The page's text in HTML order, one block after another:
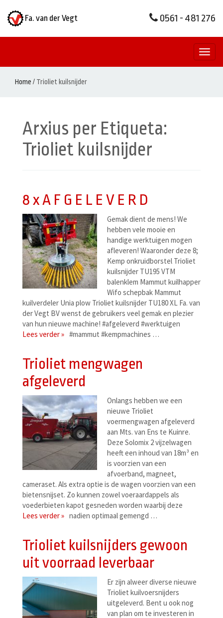
Fa. van der Vegt 0561 - 481 276
Home / Trioliet kuilsnijder
Arxius per Etiqueta:
Trioliet kuilsnijder
8 x A F G E L E V E R D
Gemak dient de mens! We
hebben vele mooie en
handige werktuigen mogen
afleveren! Waaronder deze 8;
Kemp onkruidborstel Trioliet
kuilsnijder TU195 VTM
balenklem Mammut kuilhapper
Wifo schepbak Mammut
kuilverdeler Unia plow Trioliet kuilsnijder TU180 XL Fa. van
der Vegt BV wenst de gebruikers veel gemak en plezier
van hun nieuwe machine! #afgeleverd #werktuigen
#mammut #kempmachines …
Lees verder »
Trioliet mengwagen
afgeleverd
Onlangs hebben we een
nieuwe Trioliet
voermengwagen afgeleverd
aan Mts. van Ens te Kuinre.
Deze Solomix 2 vijzelwagen
heeft een inhoud van 18m³ en
is voorzien van een
afvoerband, magneet,
cameraset. Als extra optie is de wagen voorzien van een
bietensnijset. Zo kunnen zowel voeraardappels als
voederbieten kapot gesneden worden waarbij deze
nadien optimaal gemengd …
Lees verder »
Trioliet kuilsnijders gewoon
uit voorraad leverbaar
Er zijn alweer diverse nieuwe
Trioliet kuilvoersnijders
uitgeleverd. Bent u ook nog
van plan om te investeren in